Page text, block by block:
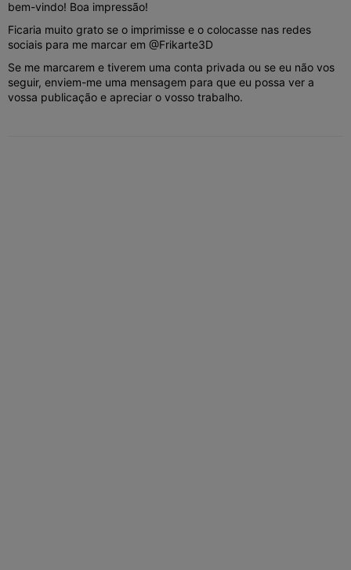
bem-vindo! Boa impressão!
Ficaria muito grato se o imprimisse e o colocasse nas redes
sociais para me marcar em @Frikarte3D
Se me marcarem e tiverem uma conta privada ou se eu não vos
seguir, enviem-me uma mensagem para que eu possa ver a
vossa publicação e apreciar o vosso trabalho.